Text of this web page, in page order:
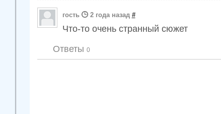
гость 2 года назад #
Что-то очень странный сюжет
Ответы 0